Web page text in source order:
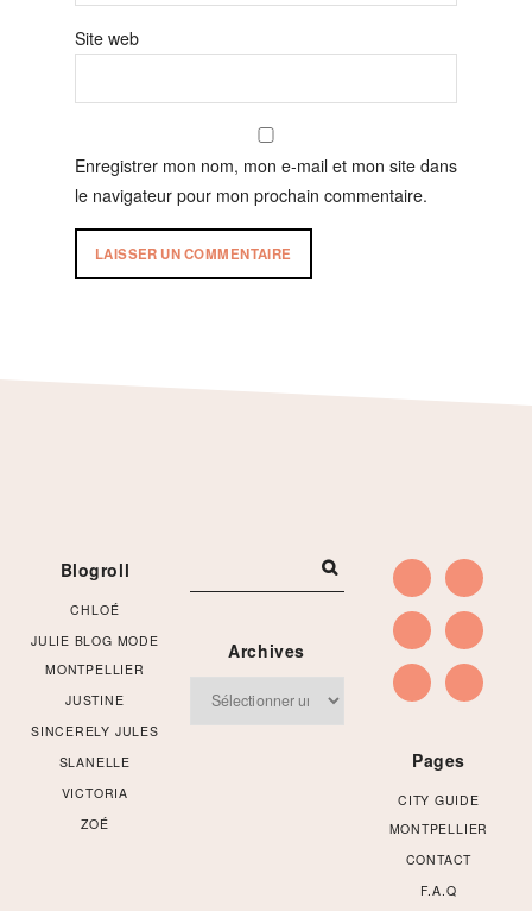
Site web
Enregistrer mon nom, mon e-mail et mon site dans
le navigateur pour mon prochain commentaire.
Blogroll
CHLOÉ
JULIE BLOG MODE
MONTPELLIER
JUSTINE
SINCERELY JULES
SLANELLE
VICTORIA
ZOÉ
Archives
Archives
Pages
CITY GUIDE
MONTPELLIER
CONTACT
F.A.Q